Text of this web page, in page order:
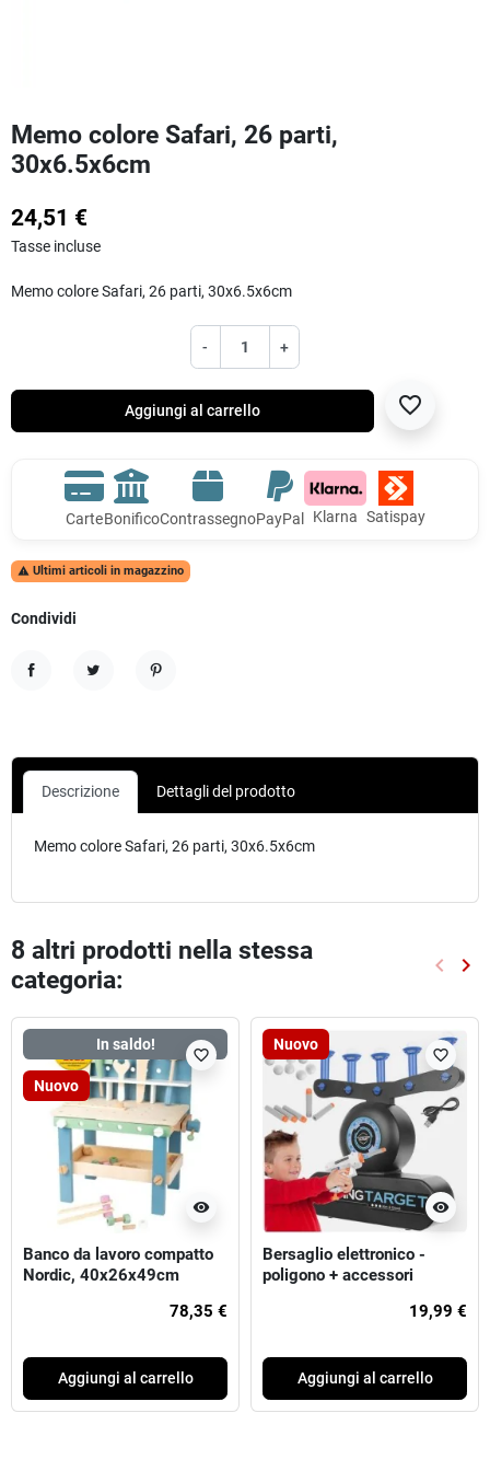
Memo colore Safari, 26 parti,
30x6.5x6cm
24,51 €
Tasse incluse
Memo colore Safari, 26 parti, 30x6.5x6cm
- +
Aggiungi al carrello favorite_border
CarteBonificoContrassegnoPayPal Klarna Satispay
 Ultimi articoli in magazzino
Condividi
Descrizione Dettagli del prodotto
Memo colore Safari, 26 parti, 30x6.5x6cm
8 altri prodotti nella stessa
categoria:
keyboard_arrow_left keyboard_arrow_right
In saldo!
Nuovo
visibility
favorite_border
Banco da lavoro compatto
Nordic, 40x26x49cm
78,35 €
Aggiungi al carrello
Nuovo
visibility
favorite_border
Bersaglio elettronico -
poligono + accessori
19,99 €
Aggiungi al carrello